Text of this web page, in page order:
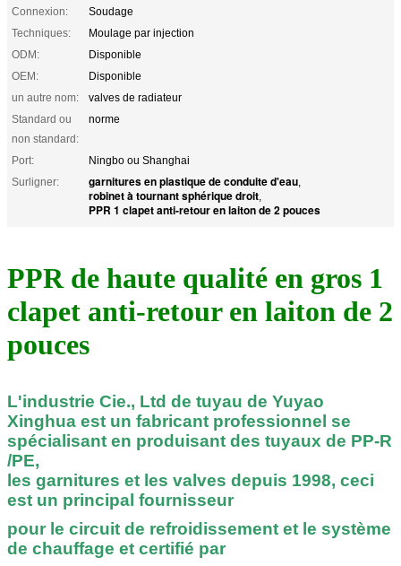
Connexion:
Soudage
Techniques:
Moulage par injection
ODM:
Disponible
OEM:
Disponible
un autre nom:
valves de radiateur
Standard ou
non standard:
norme
Port:
Ningbo ou Shanghai
Surligner:
garnitures en plastique de conduite d'eau,
robinet à tournant sphérique droit,
PPR 1 clapet anti-retour en laiton de 2 pouces
PPR de haute qualité en gros 1
clapet anti-retour en laiton de 2
pouces
L'industrie Cie., Ltd de tuyau de Yuyao
Xinghua est un fabricant professionnel se
spécialisant en produisant des tuyaux de PP-R
/PE,
les garnitures et les valves depuis 1998, ceci
est un principal fournisseur
pour le circuit de refroidissement et le système
de chauffage et certifié par